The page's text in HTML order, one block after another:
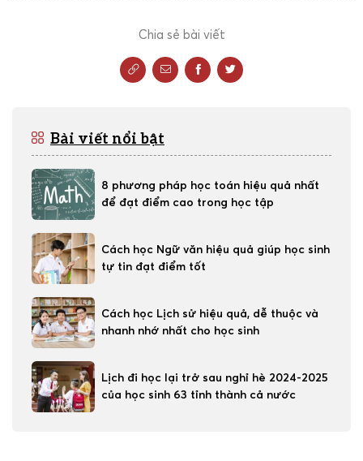
Chia sẻ bài viết
Bài viết nổi bật
8 phương pháp học toán hiệu quả nhất
để đạt điểm cao trong học tập
Cách học Ngữ văn hiệu quả giúp học sinh
tự tin đạt điểm tốt
Cách học Lịch sử hiệu quả, dễ thuộc và
nhanh nhớ nhất cho học sinh
Lịch đi học lại trở sau nghỉ hè 2024-2025
của học sinh 63 tỉnh thành cả nước